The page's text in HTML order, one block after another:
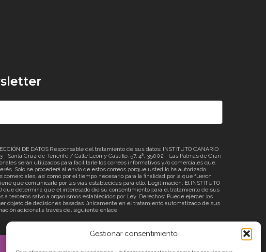
Gestionar consentimiento
DE DATOS Responsable del tratamiento de sus datos: INSTITUTO CANARIO
- Santa Cruz de Tenerife / Calle León y Castillo, 57, 4ª. 35002 - Las Palmas de Gran
serán utilizados para facilitarle los correos informativos y/o comerciales que,
Solo se procederá al envío de estos correos porque usted lo ha autorizado
así como por el tiempo necesario para la finalidad por la que fueron
que comunicarlo por las vías establecidas para ello. Legitimación: El INSTITUTO
que determina que el interesado dio su consentimiento para el tratamiento de sus
terceros salvo a organismos establecidos por Ley. Derechos: Puede ejercer los
objeto de decisiones basadas únicamente en el tratamiento automatizado de sus
adicional a través del siguiente enlace.